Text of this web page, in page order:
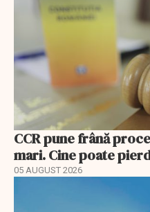
CCR pune frână
mari. Cine poate
05 AUGUST 2026